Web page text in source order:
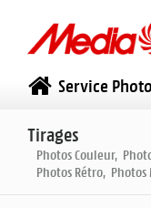
Service Photo
Tirages
Photos Couleur,
Photos Rétro,